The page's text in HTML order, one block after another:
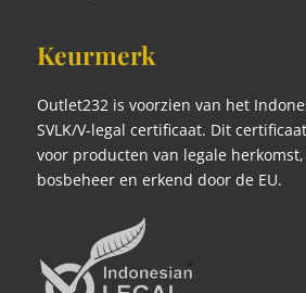
Keurmerk
Outlet232 is voorzien van het
SVLK/V-legal certificaat. Dit
voor producten van legale
bosbeheer en erkend door de EU.